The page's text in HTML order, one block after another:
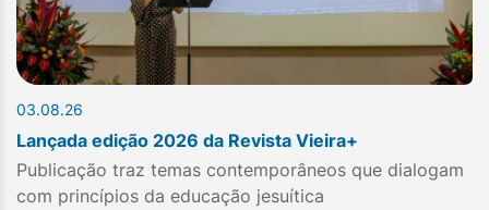
03.08.26
Lançada edição 2026 da Revista Vieira+
Publicação traz temas contemporâneos que dialogam
com princípios da educação jesuítica